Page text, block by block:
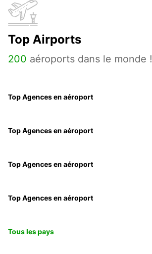
Top Airports
200 aéroports dans le monde !
Top Agences en aéroport
Top Agences en aéroport
Top Agences en aéroport
Top Agences en aéroport
Tous les pays